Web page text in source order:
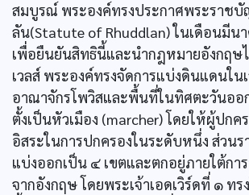
สมบูรณ์ พระองค์ทรงประกาศพระราช
ลัน(Statute of Rhuddlan) ในเดือนมีน
เพื่อยืนยันสิทธินี้และนำกฎหมายอังกฤษ
เวลส์ พระองค์ทรงจัดการแบ่งดินแดนใน
อาณาจักรโพวิสและพื้นที่ในทิศตะวันออ
ตั้งเป็นหัวเมือง (marcher) โดยให้ผู้ปกค
อิสระในการปกครองในระดับหนึ่ง ส่วนร
แบ่งออกเป็น ๔ เขตและตกอยู่ภายใต้กา
จากอังกฤษ โดยพระเจ้าเอดเวิร์ดที่ ๑ ทร